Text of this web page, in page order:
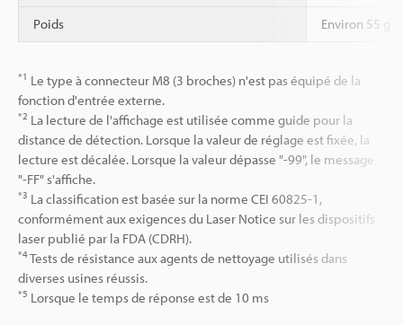
Poids Environ 55 g
*1 Le type à connecteur M8 (3 broches) n'est pas équipé de la
fonction d'entrée externe.
*2 La lecture de l'affichage est utilisée comme guide pour la
distance de détection. Lorsque la valeur de réglage est fixée, la
lecture est décalée. Lorsque la valeur dépasse "-99", le message
"-FF" s'affiche.
*3 La classification est basée sur la norme CEI 60825-1,
conformément aux exigences du Laser Notice sur les dispositifs
laser publié par la FDA (CDRH).
*4Tests de résistance aux agents de nettoyage utilisés dans
diverses usines réussis.
*5 Lorsque le temps de réponse est de 10 ms